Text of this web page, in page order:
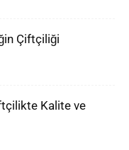
Çiftçiliği
Kalite ve